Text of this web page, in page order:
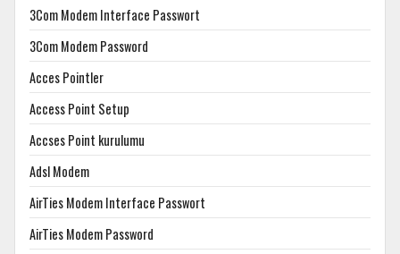
3Com Modem Interface Passwort
3Com Modem Password
Acces Pointler
Access Point Setup
Accses Point kurulumu
Adsl Modem
AirTies Modem Interface Passwort
AirTies Modem Password